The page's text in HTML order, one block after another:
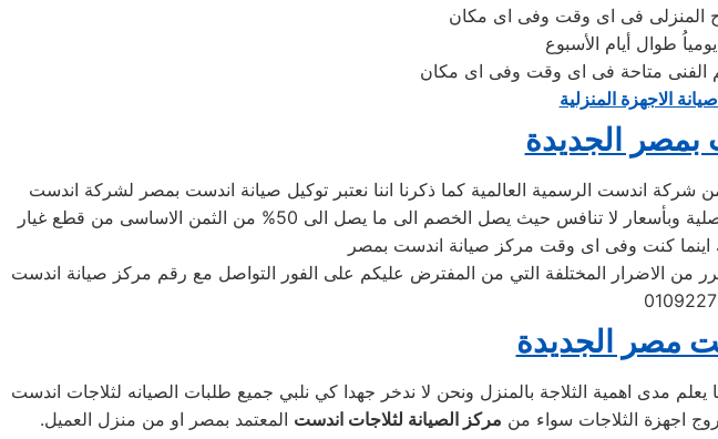
الاجهزة المنزلية
الجديدة
اندست الرسمية العالمية كما ذكرنا اننا نعتبر توكيل صيانة اندست بمصر لشركة اندست
وغايتنا دائما هى توفير اعلى خدمة صيانة لعملاء صيانة اندست بمصر الكرام لذلك نحن لدينا قطع غيار اصلية وبأسعار لا تنافس حيث يصل الخصم الى ما يصل الى 50% من الثمن الاساسى من قطع غيار
كنت وفى اى وقت مركز صيانة اندست بمصر
الاضرار المختلفة التي من المفترض عليكم على الفور التواصل مع رقم مركز صيانة اندست
مصر الجديدة
اجهزة الثلاجات سواء من مركز الصيانة لثلاجات اندست المعتمد بمصر او من منزل العميل.